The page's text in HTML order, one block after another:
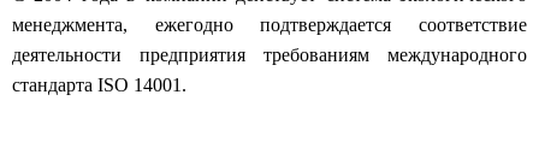
менеджмента, ежегодно подтверждается соответствие
деятельности предприятия требованиям международного
стандарта ISO 14001.